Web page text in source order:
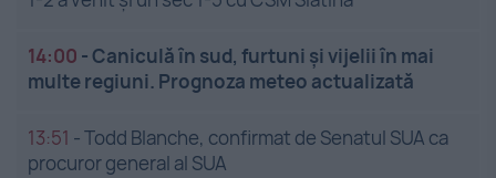
14:00 -Caniculă în sud, furtuni și vijelii în mai
multe regiuni. Prognoza meteo actualizată
13:51 -Todd Blanche, confirmat de Senatul SUA ca
procuror general al SUA